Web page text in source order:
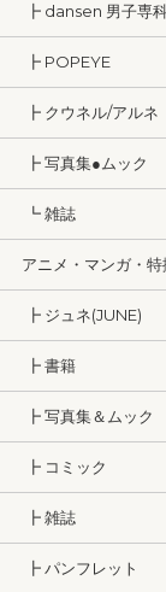
┣ dansen 男子専
┣ POPEYE
┣ クウネル/アルネ
┣ 写真集●ムック
┗ 雑誌
アニメ・マンガ・特
┣ ジュネ(JUNE)
┣ 書籍
┣ 写真集＆ムック
┣ コミック
┣ 雑誌
┣ パンフレット